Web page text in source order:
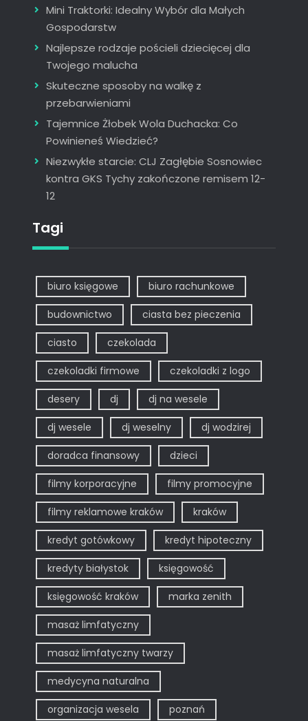
Mini Traktorki: Idealny Wybór dla Małych
Gospodarstw
Najlepsze rodzaje pościeli dziecięcej dla
Twojego malucha
Skuteczne sposoby na walkę z
przebarwieniami
Tajemnice Żłobek Wola Duchacka: Co
Powinieneś Wiedzieć?
Niezwykłe starcie: CLJ Zagłębie Sosnowiec
kontra GKS Tychy zakończone remisem 12-
12
Tagi
biuro księgowe biuro rachunkowe
budownictwo ciasta bez pieczenia
ciasto czekolada
czekoladki firmowe czekoladki z logo
desery dj dj na wesele
dj wesele dj weselny dj wodzirej
doradca finansowy dzieci
filmy korporacyjne filmy promocyjne
filmy reklamowe kraków kraków
kredyt gotówkowy kredyt hipoteczny
kredyty białystok księgowość
księgowość kraków marka zenith
masaż limfatyczny
masaż limfatyczny twarzy
medycyna naturalna
organizacja wesela poznań